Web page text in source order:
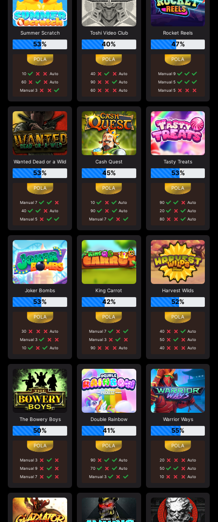
Summer Scratch
53%
10
Auto
60
Auto
Manual 3
Toshi Video Club
40%
40
Auto
90
Auto
60
Auto
Rocket Reels
47%
Manual 9
Manual 5
Manual 5
Wanted Dead or a Wild
53%
Manual 7
40
Auto
Manual 5
Cash Quest
45%
10
Auto
90
Auto
Manual 7
Tasty Treats
53%
90
Auto
20
Auto
80
Auto
Joker Bombs
53%
30
Auto
Manual 3
10
Auto
King Carrot
42%
Manual 7
Manual 3
90
Auto
Harvest Wilds
52%
40
Auto
50
Auto
40
Auto
The Bowery Boys
50%
Manual 3
Manual 9
Manual 7
Double Rainbow
41%
90
Auto
70
Auto
Manual 3
Warrior Ways
55%
20
Auto
50
Auto
10
Auto